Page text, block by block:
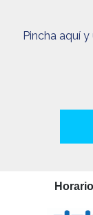
Pincha aquí